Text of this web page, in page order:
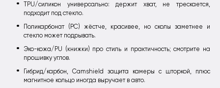
TPU/силикон универсально: держит хват, не трескается,
подходит под стекло.
Поликарбонат (PC) жёстче, красивее, но сколы заметнее и
стекло может подрывать.
Эко-кожа/PU (книжки) про стиль и практичность; смотрите на
прошивку углов.
Гибрид/карбон, Camshield защита камеры с шторкой, плюс
магнитное кольцо иногда выручает в авто.